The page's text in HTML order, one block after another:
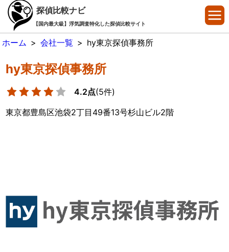
探偵比較ナビ
【国内最大級】浮気調査特化した探偵比較サイト
ホーム > 会社一覧 > hy東京探偵事務所
hy東京探偵事務所
4.2点(5件)
東京都豊島区池袋2丁目49番13号杉山ビル2階